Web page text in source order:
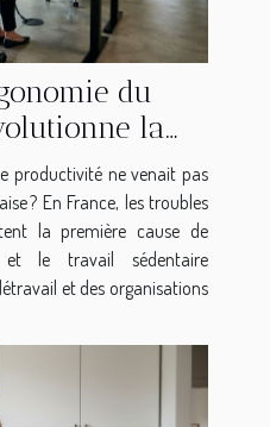
du
la
au bureau
productivité ne venait pas
? En France, les troubles
la première cause de
et le travail sédentaire
et des organisations